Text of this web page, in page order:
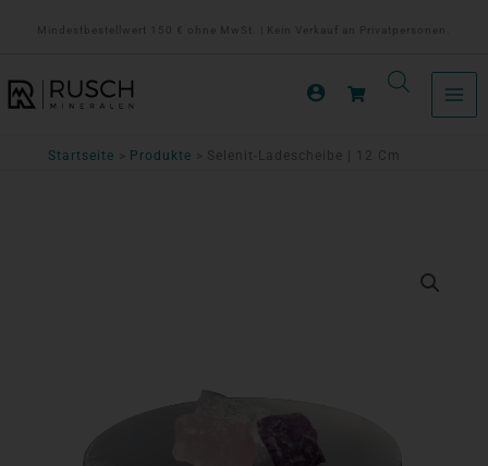
Mindestbestellwert 150 € ohne MwSt. | Kein Verkauf an Privatpersonen.
Startseite Produkte Selenit-Ladescheibe | 12 Cm